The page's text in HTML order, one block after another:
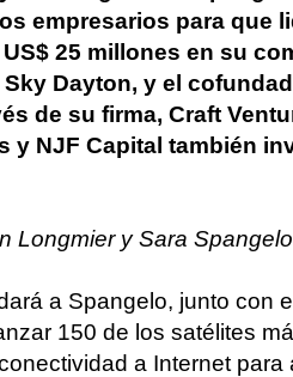
empresarios para que
25 millones en su
Dayton, y el
de su firma, Craft
y NJF Capital también
Longmier y Sara
a Spangelo, junto con
150 de los satélites
a Internet